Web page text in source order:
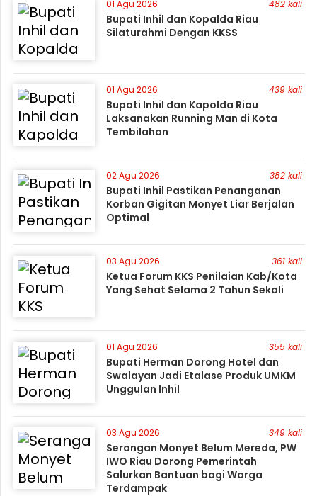
01 Agu 2026 482 kali
Bupati Inhil dan Kopalda Riau
Silaturahmi Dengan KKSS
01 Agu 2026 439 kali
Bupati Inhil dan Kapolda Riau
Laksanakan Running Man di Kota
Tembilahan
02 Agu 2026 382 kali
Bupati Inhil Pastikan Penanganan
Korban Gigitan Monyet Liar Berjalan
Optimal
03 Agu 2026 361 kali
Ketua Forum KKS Penilaian Kab/Kota
Yang Sehat Selama 2 Tahun Sekali
01 Agu 2026 355 kali
Bupati Herman Dorong Hotel dan
Swalayan Jadi Etalase Produk UMKM
Unggulan Inhil
03 Agu 2026 349 kali
Serangan Monyet Belum Mereda, PW
IWO Riau Dorong Pemerintah
Salurkan Bantuan bagi Warga
Terdampak